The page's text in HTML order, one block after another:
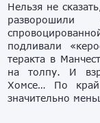
Нельзя не
разворошили
подливали
теракта в
на толпу. И
Хомсе… По
значительно